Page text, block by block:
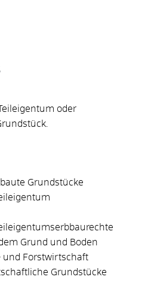
oder
Grundstücke
Grund und Boden
und Forstwirtschaft
Grundstücke